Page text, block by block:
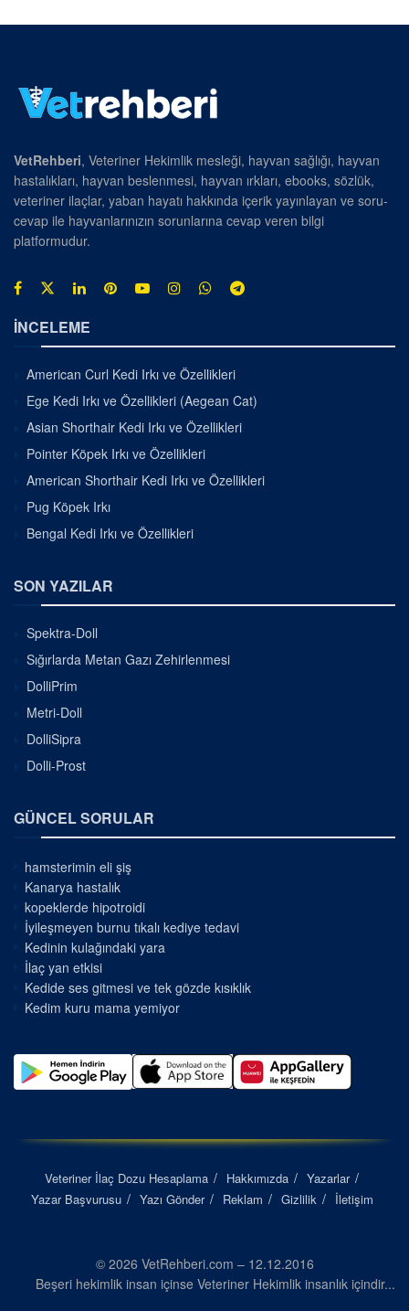
VetRehberi, Veteriner Hekimlik mesleği, hayvan sağlığı, hayvan
hastalıkları, hayvan beslenmesi, hayvan ırkları, ebooks, sözlük,
veteriner ilaçlar, yaban hayatı hakkında içerik yayınlayan ve soru-
cevap ile hayvanlarınızın sorunlarına cevap veren bilgi
platformudur.
İNCELEME
American Curl Kedi Irkı ve Özellikleri
Ege Kedi Irkı ve Özellikleri (Aegean Cat)
Asian Shorthair Kedi Irkı ve Özellikleri
Pointer Köpek Irkı ve Özellikleri
American Shorthair Kedi Irkı ve Özellikleri
Pug Köpek Irkı
Bengal Kedi Irkı ve Özellikleri
SON YAZILAR
Spektra-Doll
Sığırlarda Metan Gazı Zehirlenmesi
DolliPrim
Metri-Doll
DolliSipra
Dolli-Prost
GÜNCEL SORULAR
hamsterimin eli şiş
Kanarya hastalık
kopeklerde hipotroidi
İyileşmeyen burnu tıkalı kediye tedavi
Kedinin kulağındaki yara
İlaç yan etkisi
Kedide ses gitmesi ve tek gözde kısıklık
Kedim kuru mama yemiyor
Veteriner İlaç Dozu Hesaplama Hakkımızda
Yazarlar
Yazar Başvurusu
Yazı Gönder Reklam Gizlilik İletişim
© 2026 VetRehberi.com – 12.12.2016
Beşeri hekimlik insan içinse Veteriner Hekimlik insanlık içindir...